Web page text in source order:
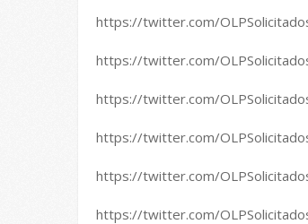
https://twitter.com/
https://twitter.com/
https://twitter.com/
https://twitter.com/
https://twitter.com/
https://twitter.com/